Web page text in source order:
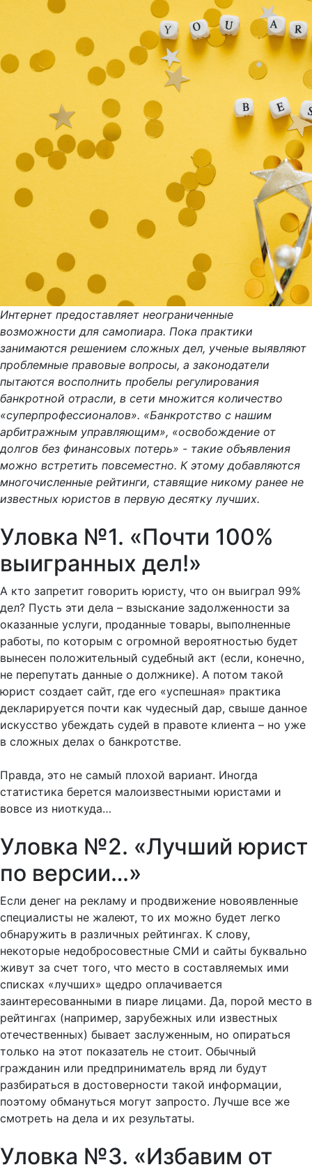
Интернет предоставляет неограниченные
возможности для самопиара. Пока практики
занимаются решением сложных дел, ученые выявляют
проблемные правовые вопросы, а законодатели
пытаются восполнить пробелы регулирования
банкротной отрасли, в сети множится количество
«суперпрофессионалов». «Банкротство с нашим
арбитражным управляющим», «освобождение от
долгов без финансовых потерь» - такие объявления
можно встретить повсеместно. К этому добавляются
многочисленные рейтинги, ставящие никому ранее не
известных юристов в первую десятку лучших.
Уловка №1. «Почти 100%
выигранных дел!»
А кто запретит говорить юристу, что он выиграл 99%
дел? Пусть эти дела – взыскание задолженности за
оказанные услуги, проданные товары, выполненные
работы, по которым с огромной вероятностью будет
вынесен положительный судебный акт (если, конечно,
не перепутать данные о должнике). А потом такой
юрист создает сайт, где его «успешная» практика
декларируется почти как чудесный дар, свыше данное
искусство убеждать судей в правоте клиента – но уже
в сложных делах о банкротстве.
Правда, это не самый плохой вариант. Иногда
статистика берется малоизвестными юристами и
вовсе из ниоткуда…
Уловка №2. «Лучший юрист
по версии…»
Если денег на рекламу и продвижение новоявленные
специалисты не жалеют, то их можно будет легко
обнаружить в различных рейтингах. К слову,
некоторые недобросовестные СМИ и сайты буквально
живут за счет того, что место в составляемых ими
списках «лучших» щедро оплачивается
заинтересованными в пиаре лицами. Да, порой место в
рейтингах (например, зарубежных или известных
отечественных) бывает заслуженным, но опираться
только на этот показатель не стоит. Обычный
гражданин или предприниматель вряд ли будут
разбираться в достоверности такой информации,
поэтому обмануться могут запросто. Лучше все же
смотреть на дела и их результаты.
Уловка №3. «Избавим от